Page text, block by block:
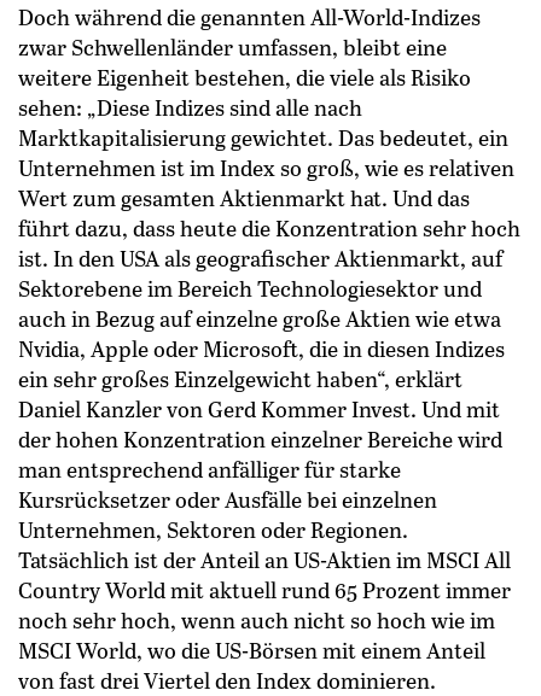
Doch während die genannten All-World-Indizes
zwar Schwellenländer umfassen, bleibt eine
weitere Eigenheit bestehen, die viele als Risiko
sehen: „Diese Indizes sind alle nach
Marktkapitalisierung gewichtet. Das bedeutet, ein
Unternehmen ist im Index so groß, wie es relativen
Wert zum gesamten Aktienmarkt hat. Und das
führt dazu, dass heute die Konzentration sehr hoch
ist. In den USA als geografischer Aktienmarkt, auf
Sektorebene im Bereich Technologiesektor und
auch in Bezug auf einzelne große Aktien wie etwa
Nvidia, Apple oder Microsoft, die in diesen Indizes
ein sehr großes Einzelgewicht haben“, erklärt
Daniel Kanzler von Gerd Kommer Invest. Und mit
der hohen Konzentration einzelner Bereiche wird
man entsprechend anfälliger für starke
Kursrücksetzer oder Ausfälle bei einzelnen
Unternehmen, Sektoren oder Regionen.
Tatsächlich ist der Anteil an US-Aktien im MSCI All
Country World mit aktuell rund 65 Prozent immer
noch sehr hoch, wenn auch nicht so hoch wie im
MSCI World, wo die US-Börsen mit einem Anteil
von fast drei Viertel den Index dominieren.